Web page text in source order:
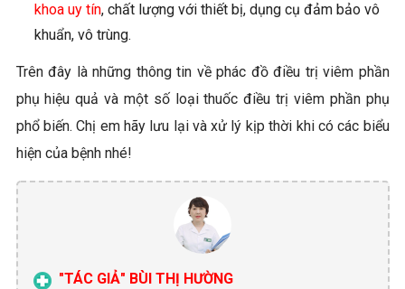
khoa uy tín, chất lượng với thiết bị, dụng cụ đảm bảo vô
khuẩn, vô trùng.
Trên đây là những thông tin về phác đồ điều trị viêm phần
phụ hiệu quả và một số loại thuốc điều trị viêm phần phụ
phổ biến. Chị em hãy lưu lại và xử lý kịp thời khi có các biểu
hiện của bệnh nhé!
"TÁC GIẢ" BÙI THỊ HƯỜNG